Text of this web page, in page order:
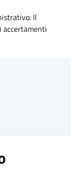
Il
accertamenti